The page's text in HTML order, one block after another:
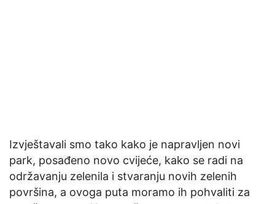
Izvještavali smo tako kako je napravljen novi
park, posađeno novo cvijeće, kako se radi na
održavanju zelenila i stvaranju novih zelenih
površina, a ovoga puta moramo ih pohvaliti za